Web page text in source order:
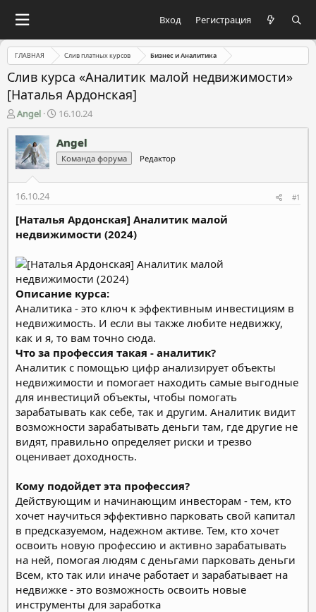
Вход Регистрация
ГЛАВНАЯ Слив платных курсов Бизнес и Аналитика
Слив курса «Аналитик малой недвижимости»
[Наталья Ардонская]
А
в
т
о
р
м
ы
Angel
Д
а
т
а
н
а
а
16.10.24
Angel
Команда форума Редактор
16.10.24 #1
[Наталья Ардонская] Аналитик малой
недвижимости (2024)
Описание курса:
Аналитика - это ключ к эффективным инвестициям в
недвижимость. И если вы также любите недвижку,
как и я, то вам точно сюда.
Что за профессия такая - аналитик?
Аналитик с помощью цифр анализирует объекты
недвижимости и помогает находить самые выгодные
для инвестиций объекты, чтобы помогать
зарабатывать как себе, так и другим. Аналитик видит
возможности зарабатывать деньги там, где другие не
видят, правильно определяет риски и трезво
оценивает доходность.
Кому подойдет эта профессия?
Действующим и начинающим инвесторам - тем, кто
хочет научиться эффективно парковать свой капитал
в предсказуемом, надежном активе. Тем, кто хочет
освоить новую профессию и активно зарабатывать
на ней, помогая людям с деньгами парковать деньги
Всем, кто так или иначе работает и зарабатывает на
недвижке - это возможность освоить новые
инструменты для заработка